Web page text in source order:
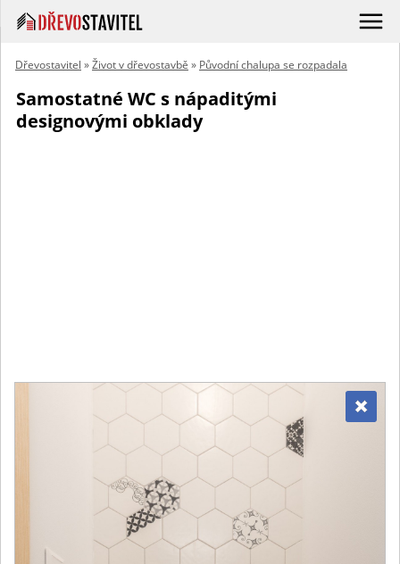
Dřevostavitel »Život v dřevostavbě » Původní chalupa se rozpadala
Samostatné WC s nápaditými
designovými obklady